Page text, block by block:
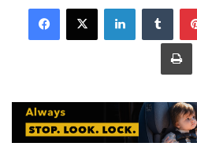
LinkedIn